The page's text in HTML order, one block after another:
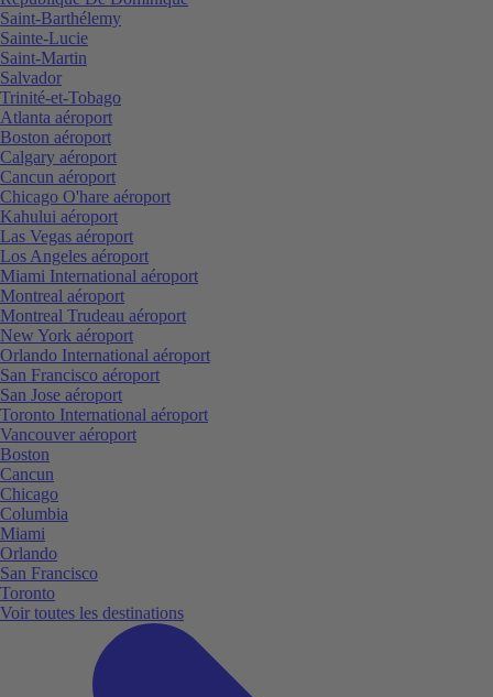
Saint-Barthélemy
Sainte-Lucie
Saint-Martin
Salvador
Trinité-et-Tobago
Atlanta aéroport
Boston aéroport
Calgary aéroport
Cancun aéroport
Chicago O'hare aéroport
Kahului aéroport
Las Vegas aéroport
Los Angeles aéroport
Miami International aéroport
Montreal aéroport
Montreal Trudeau aéroport
New York aéroport
Orlando International aéroport
San Francisco aéroport
San Jose aéroport
Toronto International aéroport
Vancouver aéroport
Boston
Cancun
Chicago
Columbia
Miami
Orlando
San Francisco
Toronto
Voir toutes les destinations